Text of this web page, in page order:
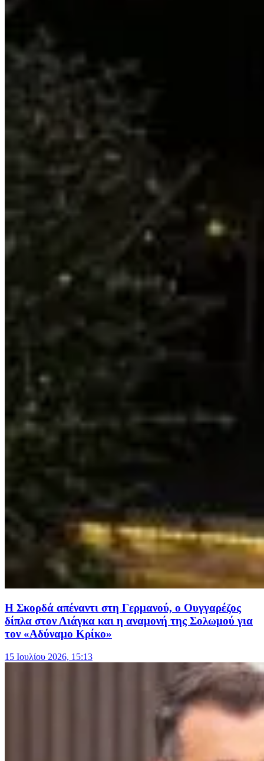
Η Σκορδά απέναντι στη Γερμανού, ο Ουγγαρέζος
δίπλα στον Λιάγκα και η αναμονή της Σολωμού για
τον «Αδύναμο Κρίκο»
15 Ιουλίου 2026, 15:13